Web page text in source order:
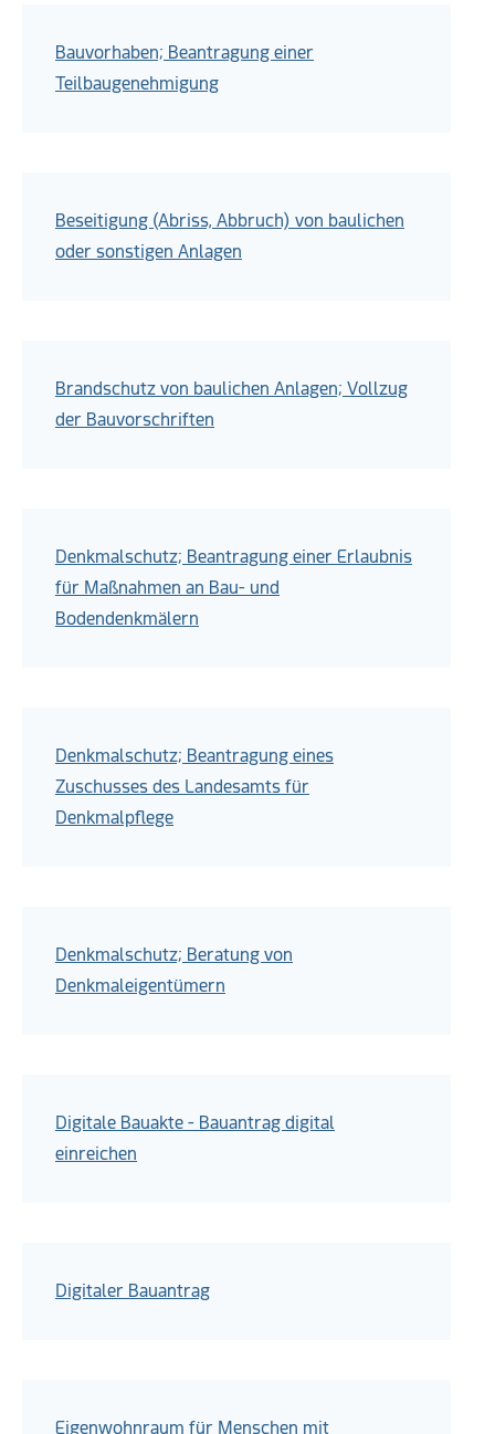
Bauvorhaben; Beantragung einer
Teilbaugenehmigung
Beseitigung (Abriss, Abbruch) von baulichen
oder sonstigen Anlagen
Brandschutz von baulichen Anlagen; Vollzug
der Bauvorschriften
Denkmalschutz; Beantragung einer Erlaubnis
für Maßnahmen an Bau- und
Bodendenkmälern
Denkmalschutz; Beantragung eines
Zuschusses des Landesamts für
Denkmalpflege
Denkmalschutz; Beratung von
Denkmaleigentümern
Digitale Bauakte - Bauantrag digital
einreichen
Digitaler Bauantrag
Eigenwohnraum für Menschen mit